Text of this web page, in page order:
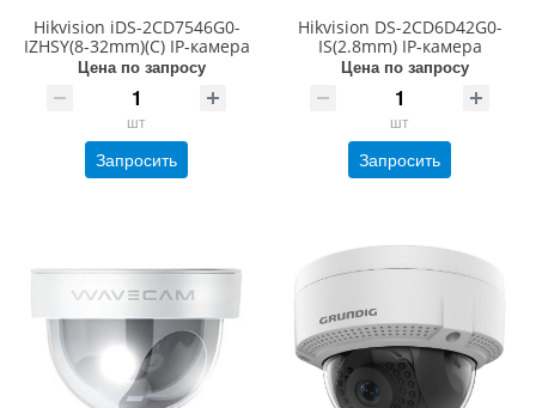
Hikvision iDS-2CD7546G0-
IZHSY(8-32mm)(C) IP-камера
Цена по запросу
шт
Запросить
Hikvision DS-2CD6D42G0-
IS(2.8mm) IP-камера
Цена по запросу
шт
Запросить